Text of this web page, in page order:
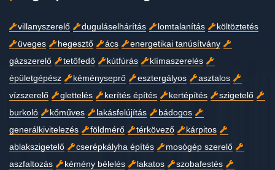
villanyszerelő duguláselhárítás lomtalanítás
költöztetés
üveges
hegesztő ács
energetikai tanúsítvány
gázszerelő
tetőfedő kútfúrás
klímaszerelés
épületgépész
kéményseprő esztergályos
asztalos
vízszerelő
glettelés kerítés építés kertépítés
szigetelő
burkoló
kőműves lakásfelújítás
bádogos
generálkivitelezés
földmérő térkövező
kárpitos
ablakszigetelő
cserépkályha építés
mosógép szerelő
aszfaltozás
kémény bélelés lakatos
szobafestés